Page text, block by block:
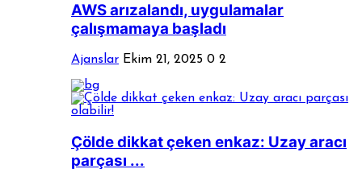
AWS arızalandı, uygulamalar
çalışmamaya başladı
Ajanslar Ekim 21, 2025 0 2
Çölde dikkat çeken enkaz: Uzay aracı
parçası ...